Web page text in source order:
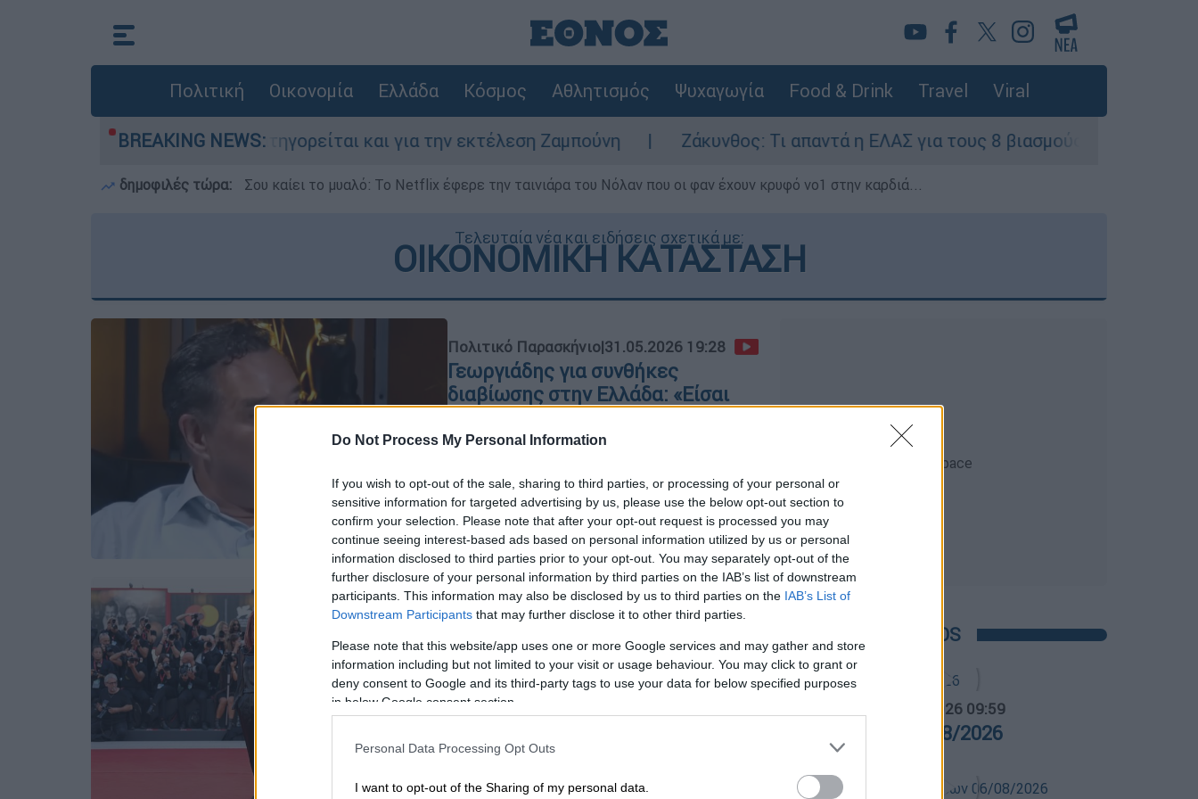
Do Not Process My Personal Information
If you wish to opt-out of the sale, sharing to third parties, or processing of your personal or
sensitive information for targeted advertising by us, please use the below opt-out section to
confirm your selection. Please note that after your opt-out request is processed you may
continue seeing interest-based ads based on personal information utilized by us or personal
information disclosed to third parties prior to your opt-out. You may separately opt-out of the
further disclosure of your personal information by third parties on the IAB’s list of downstream
participants. This information may also be disclosed by us to third parties on the IAB’s List of
Downstream Participants that may further disclose it to other third parties.
Please note that this website/app uses one or more Google services and may gather and store
information including but not limited to your visit or usage behaviour. You may click to grant or
deny consent to Google and its third-party tags to use your data for below specified purposes
in below Google consent section.
Personal Data Processing Opt Outs
I want to opt-out of the Sharing of my personal data.
Πολιτική Οικονομία Ελλάδα Κόσμος Αθλητισμός Ψυχαγωγία Food & Drink Travel Viral
BREAKING NEWS:
στην Ελλάδα - Κατηγορείται και για την εκτέλεση Ζαμπούνη Ζάκυνθος: Τι απαντά η ΕΛΑΣ για τους 8 βιασμούς τουριστριών -
δημοφιλές τώρα: Σου καίει το μυαλό: Το Netflix έφερε την ταινιάρα του Νόλαν που οι φαν έχουν κρυφό νο1 στην καρδιά...
Τελευταία νέα και ειδήσεις σχετικά με:
ΟΙΚΟΝΟΜΙΚΗ ΚΑΤΑΣΤΑΣΗ
Πολιτικό Παρασκήνιο|31.05.2026 19:28
Γεωργιάδης για συνθήκες
διαβίωσης στην Ελλάδα: «Είσαι
Φάληρο να κάνεις τζάμπα μπάνιο»
ακόμη μια φορά οι τοποθετήσεις του
υπουργού Υγείας
Lifestyle|21.07.2024 10:00
Πρισίλα Πρίσλεϊ: Επεσε θύμα
σοβαρής οικονομικής
κακοποίησης - Την εξαπάτησε
πρώην συνεργάτιδά της
Η Πρισίλα γνώρισε την Κρουζ μέσω
κοινών γνωριμιών για να συζητήσουν
την επιχείρηση πώλησης
αναμνηστικών του Έλβις
POPULAR VIDEOS
07.08.2026 09:59
Ώρα Ελλάδος 07/08/2026